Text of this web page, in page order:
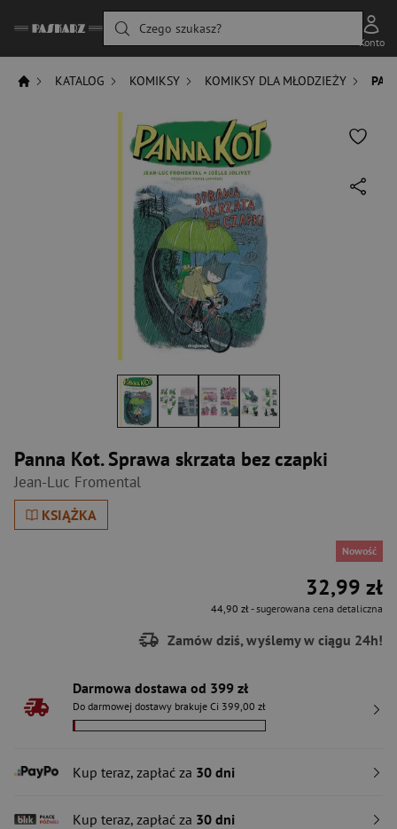
Czego szukasz?
Konto
KATALOG KOMIKSY KOMIKSY DLA MŁODZIEŻY
Panna Kot. Sprawa skrzata bez czapki
Jean-Luc Fromental
KSIĄŻKA
Nowość
32,99 zł
44,90 zł- sugerowana cena detaliczna
Zamów dziś, wyślemy w ciągu 24h!
Darmowa dostawa od 399 zł
Do darmowej dostawy brakuje Ci 399,00 zł
Kup teraz, zapłać za 30 dni
Kup teraz, zapłać za 30 dni